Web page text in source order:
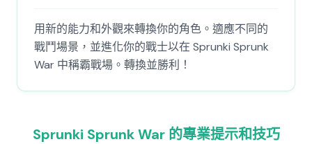
用新的能力和外觀來轉換你的角色。適應不同的
戰鬥場景，並進化你的戰士以在 Sprunki Sprunk
War 中稱霸戰場。轉換並勝利！
Sprunki Sprunk War 的專業提示和技巧